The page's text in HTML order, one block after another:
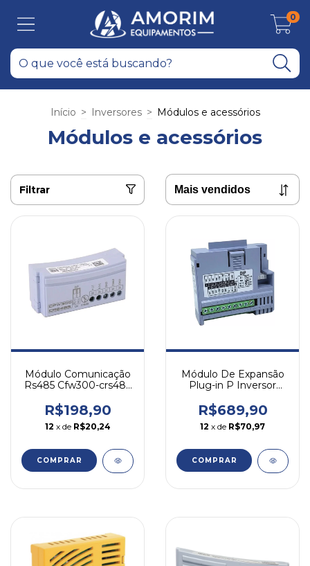
0
Início > Inversores > Módulos e acessórios
Módulos e acessórios
Filtrar
Módulo Comunicação
Rs485 Cfw300-crs485
R$198,90
12 x de R$20,24
COMPRAR
Módulo De Expansão
Plug-in P Inversor
R$689,90
12 x de R$70,97
COMPRAR